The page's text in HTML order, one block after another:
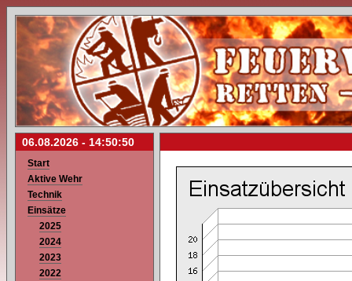
06.08.2026 - 14:50:50
Start
Aktive Wehr
Technik
Einsätze
2025
2024
2023
2022